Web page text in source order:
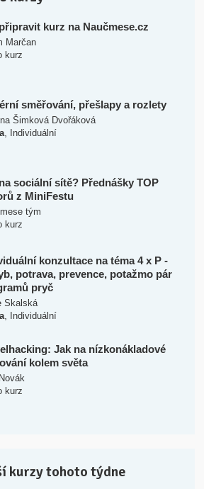
kurz na Naučmese.cz
Marčan
kurz
směřování, přešlapy a rozlety
Šimková Dvořáková
, Individuální
sociální sítě? Přednášky TOP
z MiniFestu
tým
kurz
konzultace na téma 4 x P -
potrava, prevence, potažmo pár
pryč
Skalská
, Individuální
Jak na nízkonákladové
kolem světa
kurz
kurzy tohoto týdne